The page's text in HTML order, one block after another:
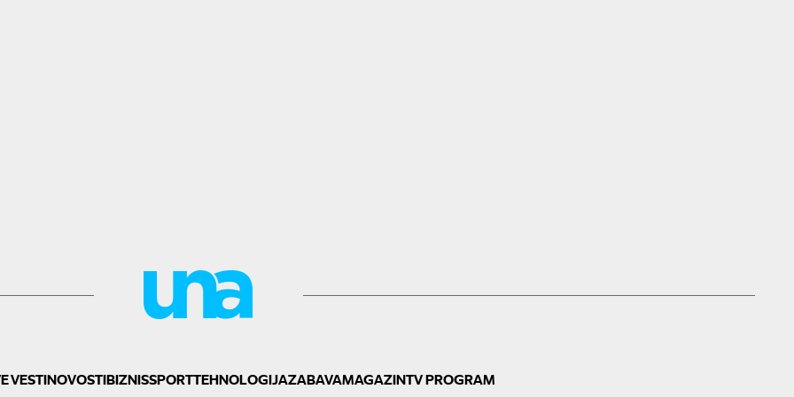
VESTINOVOSTIBIZNISSPORTTEHNOLOGIJAZABAVAMAGAZINTV PROGRAM